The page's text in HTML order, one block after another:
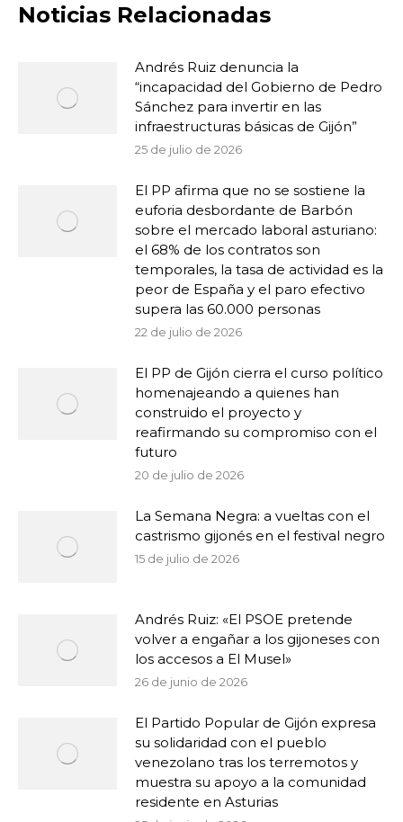
Noticias Relacionadas
Andrés Ruiz denuncia la
“incapacidad del Gobierno de Pedro
Sánchez para invertir en las
infraestructuras básicas de Gijón”
25 de julio de 2026
El PP afirma que no se sostiene la
euforia desbordante de Barbón
sobre el mercado laboral asturiano:
el 68% de los contratos son
temporales, la tasa de actividad es la
peor de España y el paro efectivo
supera las 60.000 personas
22 de julio de 2026
El PP de Gijón cierra el curso político
homenajeando a quienes han
construido el proyecto y
reafirmando su compromiso con el
futuro
20 de julio de 2026
La Semana Negra: a vueltas con el
castrismo gijonés en el festival negro
15 de julio de 2026
Andrés Ruiz: «El PSOE pretende
volver a engañar a los gijoneses con
los accesos a El Musel»
26 de junio de 2026
El Partido Popular de Gijón expresa
su solidaridad con el pueblo
venezolano tras los terremotos y
muestra su apoyo a la comunidad
residente en Asturias